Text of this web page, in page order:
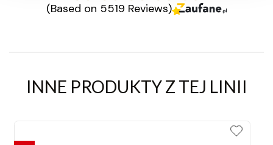
(Based on 5519 Reviews)
INNE PRODUKTY Z TEJ LINII